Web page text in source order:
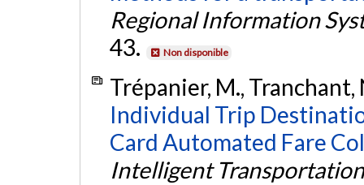
Regional Information
43.
Non disponible
Trépanier, M., Tranchant,
Individual Trip
Card Automated Fare
Intelligent